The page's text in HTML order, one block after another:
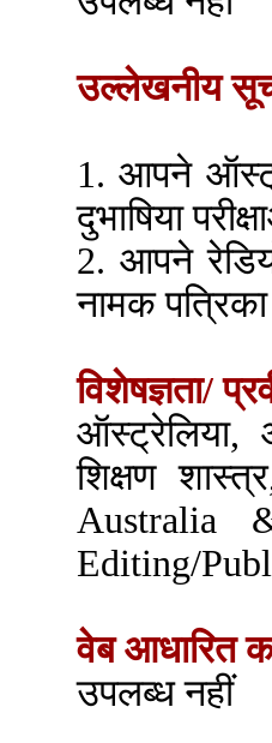
उल्लेखनीय
1. आपने
दुभाषिया
2. आपने
नामक
विशेषज्ञता/
ऑस्ट्रेलिया,
शिक्षण
Australia
Editing/
वेब आधारित
उपलब्ध नहीं